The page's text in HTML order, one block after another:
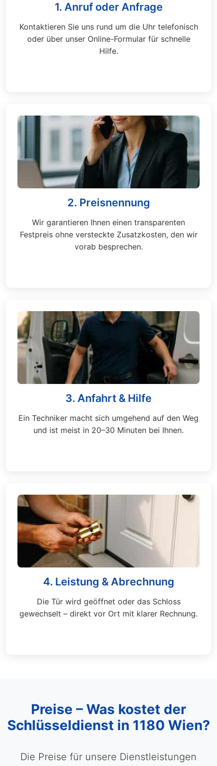
1. Anruf oder Anfrage
Kontaktieren Sie uns rund um die Uhr telefonisch
oder über unser Online-Formular für schnelle
Hilfe.
2. Preisnennung
Wir garantieren Ihnen einen transparenten
Festpreis ohne versteckte Zusatzkosten, den wir
vorab besprechen.
3. Anfahrt & Hilfe
Ein Techniker macht sich umgehend auf den Weg
und ist meist in 20–30 Minuten bei Ihnen.
4. Leistung & Abrechnung
Die Tür wird geöffnet oder das Schloss
gewechselt – direkt vor Ort mit klarer Rechnung.
Preise – Was kostet der
Schlüsseldienst in 1180 Wien?
Die Preise für unsere Dienstleistungen